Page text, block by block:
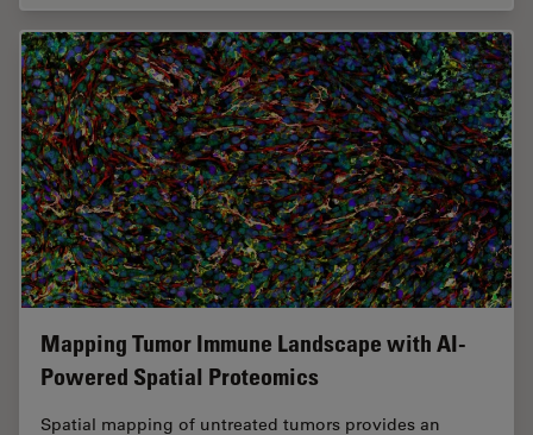
Mapping Tumor Immune Landscape with AI-
Powered Spatial Proteomics
Spatial mapping of untreated tumors provides an